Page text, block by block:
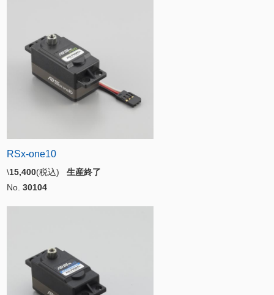
RSx-one10
\15,400(税込) 生産終了
No. 30104